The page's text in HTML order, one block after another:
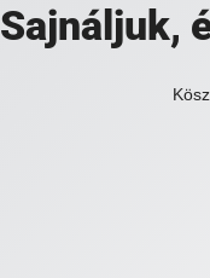
Sajnáljuk,